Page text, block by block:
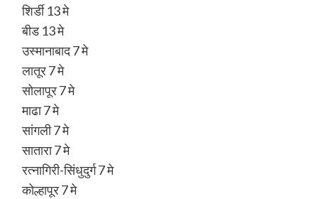
शिर्डी 13 मे
बीड 13 मे
उस्मानाबाद 7 मे
लातूर 7 मे
सोलापूर 7 मे
माढा 7 मे
सांगली 7 मे
सातारा 7 मे
रत्नागिरी-सिंधुदुर्ग 7 मे
कोल्हापूर 7 मे